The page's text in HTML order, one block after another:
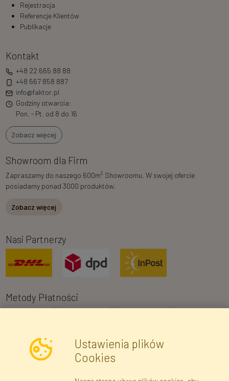
Rejestracja
Referencje Klientów
Publikacje
Kontakt
+48 22 665 88 88
+48 667 858 887
info@faktor.pl
Godziny otwarcia:
Pon. - Pt. od 8 do 16
Zobacz więcej
Showroom dla Firm
Zapraszamy do naszego 600m2 Showroomu. W swojej ofercie
posiadamy ponad 3000 produktów.
Zobacz więcej
Nasi Partnerzy
Metody Płatności
Ustawienia plików
Cookies